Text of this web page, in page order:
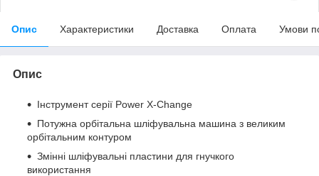
Опис Характеристики Доставка Оплата Умови
Опис
Інструмент серії Power X-Change
Потужна орбітальна шліфувальна машина з великим
орбітальним контуром
Змінні шліфувальні пластини для гнучкого
використання